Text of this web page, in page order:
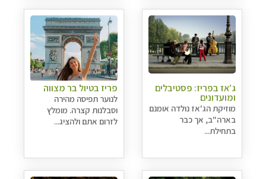
ג′אז בפריז: פסטיבלים
ומועדונים
מוזיקת הג'אז נולדה אומנם
בארה"ב, אך כבר
בתחילת...
פריז בטיול בר מצווה
לנוער תפיסה מהירה
וסבלנות קצרה. מומלץ
לזרום אתם ולהציג...